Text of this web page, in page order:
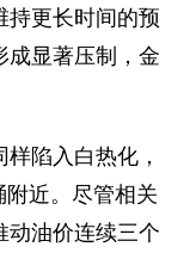
持更长时间的预
成显著压制，金
陷入白热化，
近。尽管相关
动油价连续三个